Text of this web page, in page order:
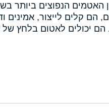
האטמים הנפוצים ביותר
הם קלים לייצור, אמינים
יכולים לאטום בלחץ